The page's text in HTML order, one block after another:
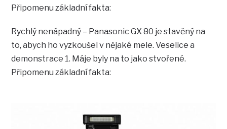
Připomenu základní fakta:
Rychlý nenápadný – Panasonic GX 80 je stavěný na
to, abych ho vyzkoušel v nějaké mele. Veselice a
demonstrace 1. Máje byly na to jako stvořené.
Připomenu základní fakta: